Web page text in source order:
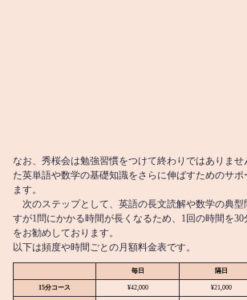
なお、秀桜会は勉強習慣をつけて終わりではありま
た英単語や数学の基礎知識をさらに伸ばすためのサポ
ます。
次のステップとして、英語の長文読解や数学の典型
すが1問にかかる時間が長くなるため、1回の時間を30
をお勧めしております。
以下は頻度や時間ごとの月額料金表です。
毎日 隔日
15分コース ¥42,000 ¥21,000